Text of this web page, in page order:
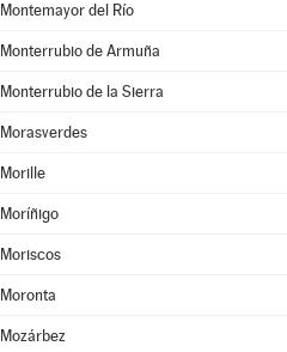
Montemayor del Río
Monterrubio de Armuña
Monterrubio de la Sierra
Morasverdes
Morille
Moríñigo
Moriscos
Moronta
Mozárbez